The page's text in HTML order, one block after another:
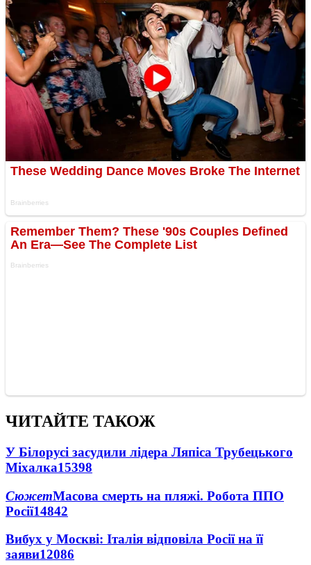
ЧИТАЙТЕ ТАКОЖ
У Білорусі засудили лідера Ляпіса Трубецького
Міхалка15398
СюжетМасова смерть на пляжі. Робота ППО
Росії14842
Вибух у Москві: Італія відповіла Росії на її
заяви12086